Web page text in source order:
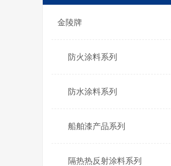
金陵牌
防火涂料系列
防水涂料系列
船舶漆产品系列
隔热热反射涂料系列